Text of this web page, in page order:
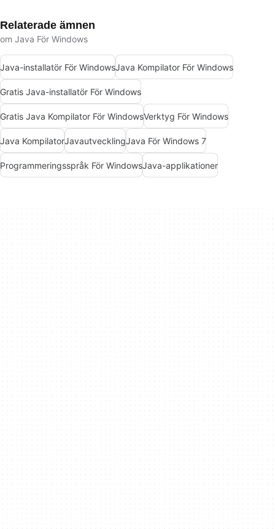
Relaterade ämnen
om Java För Windows
Java-installatör För WindowsJava Kompilator För Windows
Gratis Java-installatör För Windows
Gratis Java Kompilator För WindowsVerktyg För Windows
Java KompilatorJavautvecklingJava För Windows 7
Programmeringsspråk För WindowsJava-applikationer